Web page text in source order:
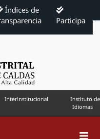
Índices de
Participa
Interinstitucional
Instituto de
Idiomas